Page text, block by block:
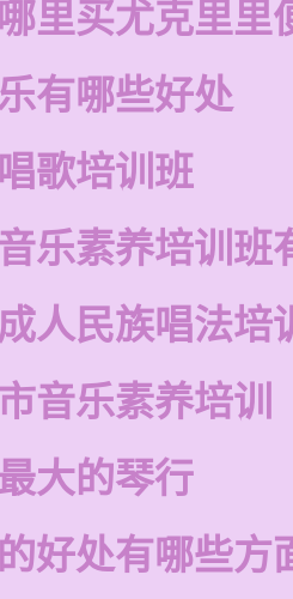
里买尤克里里
有哪些好处
歌培训班
乐素养培训班
人民族唱法培
音乐素养培训
大的琴行
好处有哪些方